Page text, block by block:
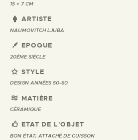
15 × 7 CM
ARTISTE
NAUMOVITCH LJUBA
EPOQUE
20ÈME SIÈCLE
STYLE
DESIGN ANNÉES 50-60
MATIÈRE
CÉRAMIQUE
ETAT DE L'OBJET
BON ÉTAT, ATTACHÉ DE CUISSON